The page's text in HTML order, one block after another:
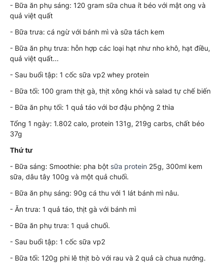
- Bữa ăn phụ sáng: 120 gram sữa chua ít béo với mật ong và
quả việt quất
- Bữa trưa: cá ngừ với bánh mì và sữa tách kem
- Bữa ăn phụ trưa: hỗn hợp các loại hạt như nho khô, hạt điều,
quả việt quất...
- Sau buổi tập: 1 cốc sữa vp2 whey protein
- Bữa tối: 100 gram thịt gà, thịt xông khói và salad tự chế biến
- Bữa ăn phụ tối: 1 quả táo với bơ đậu phộng 2 thìa
Tổng 1 ngày: 1.802 calo, protein 131g, 219g carbs, chất béo
37g
Thứ tư
- Bữa sáng: Smoothie: pha bột sữa protein 25g, 300ml kem
sữa, dâu tây 100g và một quả chuối.
- Bữa ăn phụ sáng: 90g cá thu với 1 lát bánh mì nâu.
- Ăn trưa: 1 quả táo, thịt gà với bánh mì
- Bữa ăn phụ trưa: 1 quả chuối.
- Sau buổi tập: 1 cốc sữa vp2
- Bữa tối: 120g phi lê thịt bò với rau và 2 quả cà chua nướng.